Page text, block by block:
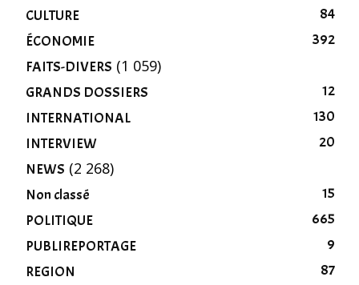
CULTURE
84
ÉCONOMIE
392
FAITS-DIVERS (1 059)
GRANDS DOSSIERS
12
INTERNATIONAL
130
INTERVIEW
20
NEWS (2 268)
Non classé
15
POLITIQUE
665
PUBLIREPORTAGE
9
REGION
87